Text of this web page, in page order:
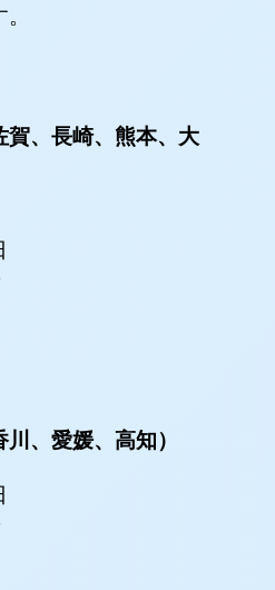
、長崎、熊本、大
、愛媛、高知）